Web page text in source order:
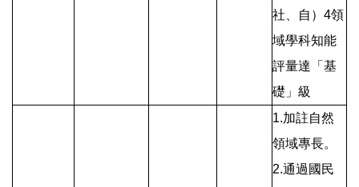
社、自）4領
域學科知能
評量達「基
礎」級
1.加註自然
領域專長。
2.通過國民